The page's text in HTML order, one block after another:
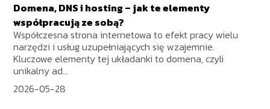
Domena, DNS i hosting – jak te elementy
współpracują ze sobą?
Współczesna strona internetowa to efekt pracy wielu
narzędzi i usług uzupełniających się wzajemnie.
Kluczowe elementy tej układanki to domena, czyli
unikalny ad...
2026-05-28